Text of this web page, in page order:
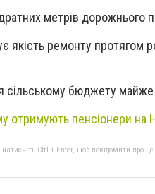
метрів дорожнього
якість ремонту протягом
сільському бюджету майже
отримують пенсіонери на
Ctrl + Enter, щоб повідомити про